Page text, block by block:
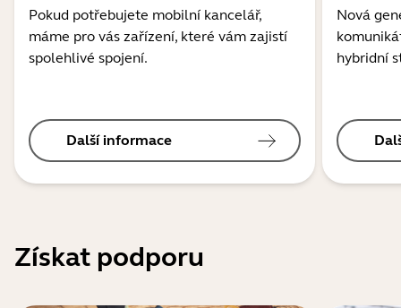
Pokud potřebujete mobilní kancelář,
máme pro vás zařízení, které vám zajistí
spolehlivé spojení.
Další informace
Nová
hybridní
Získat podporu